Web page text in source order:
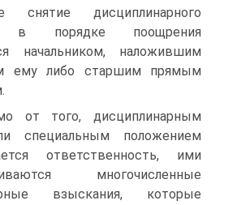
снятие дисциплинарного
в порядке поощрения
начальником, наложившим
ему либо старшим прямым
от того, дисциплинарным
специальным положением
ответственность, ими
многочисленные
взыскания, которые